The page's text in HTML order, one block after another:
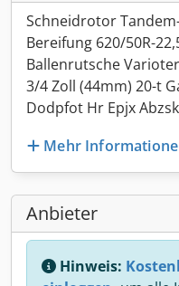
Schneidrotor
Bereifung 620/50R-
Ballenrutsche
3/4 Zoll (44mm) 20-t
Dodpfot Hr Epjx
Mehr
Anbieter
Hinweis: